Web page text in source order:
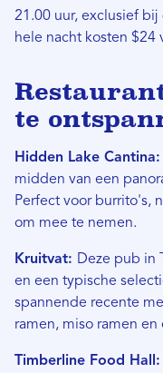
21.00 uur, exclusief
hele nacht kosten $24
te
Hidden Lake Cantina:
midden van een
Perfect voor burrito's,
om mee te nemen.
Kruitvat: Deze pub in
en een typische
spannende recente
ramen, miso ramen en
Timberline Food Hall: